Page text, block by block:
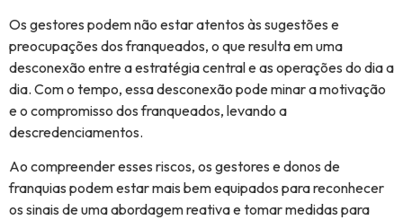
Os gestores podem não estar atentos às sugestões e
preocupações dos franqueados, o que resulta em uma
desconexão entre a estratégia central e as operações do dia a
dia. Com o tempo, essa desconexão pode minar a motivação
e o compromisso dos franqueados, levando a
descredenciamentos.
Ao compreender esses riscos, os gestores e donos de
franquias podem estar mais bem equipados para reconhecer
os sinais de uma abordagem reativa e tomar medidas para